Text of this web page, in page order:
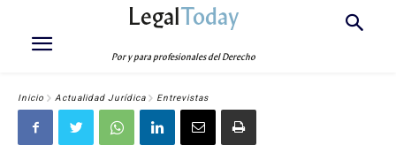
LegalToday
Por y para profesionales del Derecho
Inicio Actualidad Jurídica Entrevistas